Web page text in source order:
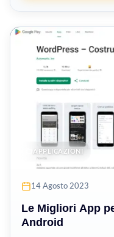
APPLICAZIONI
14 Agosto 2023
Le Migliori App
Android